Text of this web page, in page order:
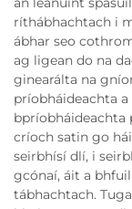
ríthábhachtach i
ábhar seo
ag ligean do na
ginearálta na
príobháideachta
bpríobháideachta
críoch satin go
seirbhísí dlí, i
gcónaí, áit a
tábhachtach.